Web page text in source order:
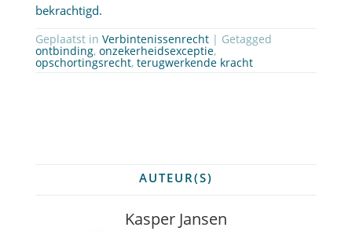
bekrachtigd.
Geplaatst in Verbintenissenrecht| Getagged
ontbinding, onzekerheidsexceptie,
opschortingsrecht, terugwerkende kracht
AUTEUR(S)
Kasper Jansen